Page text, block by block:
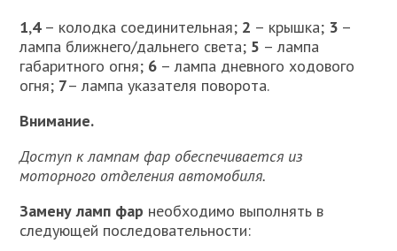
1,4– колодка соединительная; 2 – крышка; 3 –
лампа ближнего/дальнего света; 5 – лампа
габаритного огня; 6 – лампа дневного ходового
огня; 7– лампа указателя поворота.
Внимание.
Доступ к лампам фар обеспечивается из
моторного отделения автомобиля.
Замену ламп фар необходимо выполнять в
следующей последовательности: